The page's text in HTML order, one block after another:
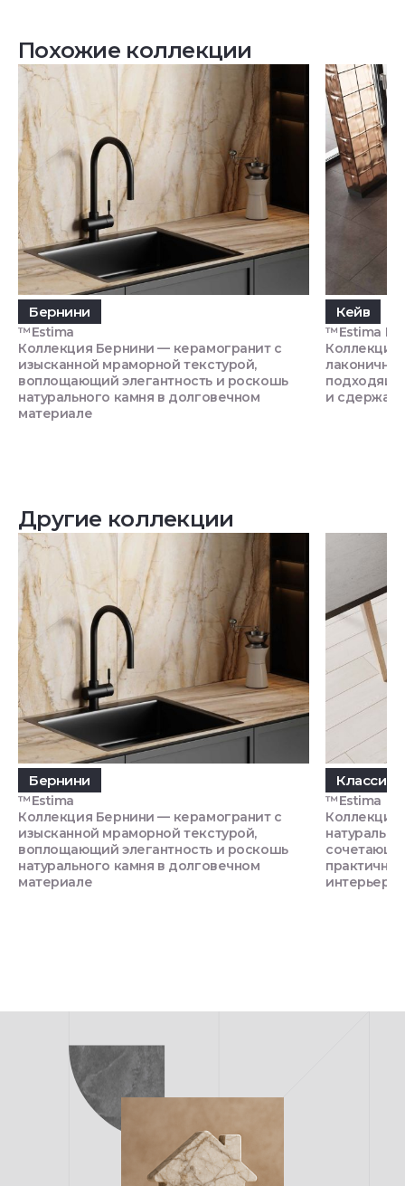
Похожие коллекции
Бернини
™Estima
Коллекция Бернини — керамогранит с
изысканной мраморной текстурой,
воплощающий элегантность и роскошь
натурального камня в долговечном
материале
Кейв
™Estima
Коллекция
и
Другие коллекции
Бернини
™Estima
Коллекция Бернини — керамогранит с
изысканной мраморной текстурой,
воплощающий элегантность и роскошь
натурального камня в долговечном
материале
Классик
™Estima
Коллекция